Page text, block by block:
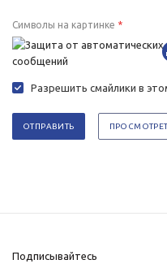
Символы на картинке *
Разрешить смайлики в
Подписывайтесь